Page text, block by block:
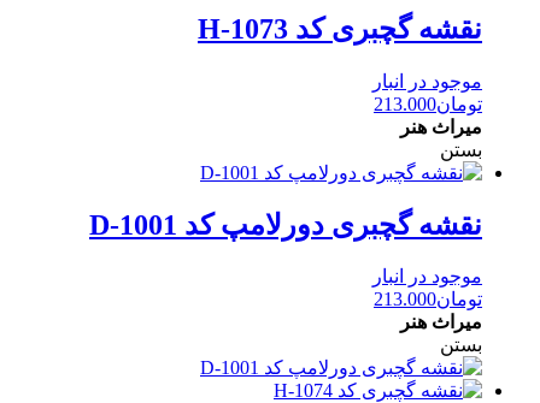
نقشه گچبری کد H-1073
موجود در انبار
تومان213.000
میراث هنر
بستن
نقشه گچبری دورلامپ کد D-1001
موجود در انبار
تومان213.000
میراث هنر
بستن